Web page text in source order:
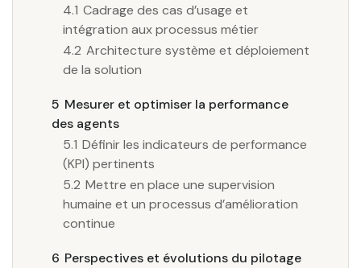
4.1 Cadrage des cas d’usage et
intégration aux processus métier
4.2 Architecture système et déploiement
de la solution
5 Mesurer et optimiser la performance
des agents
5.1 Définir les indicateurs de performance
(KPI) pertinents
5.2 Mettre en place une supervision
humaine et un processus d’amélioration
continue
6 Perspectives et évolutions du pilotage